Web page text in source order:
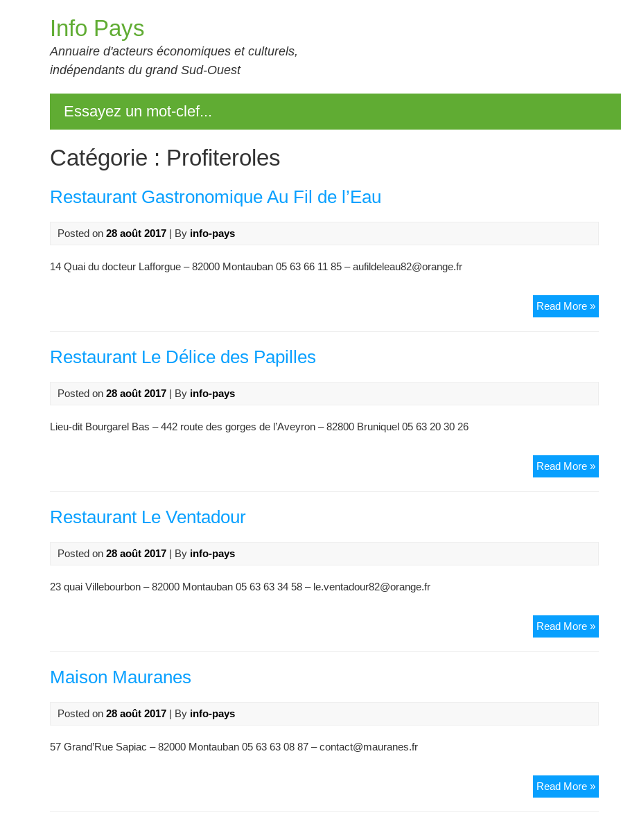
Info Pays
Annuaire d'acteurs économiques et culturels,
indépendants du grand Sud-Ouest
Essayez un mot-clef...
Catégorie : Profiteroles
Restaurant Gastronomique Au Fil de l’Eau
Posted on 28 août 2017 | By info-pays
14 Quai du docteur Lafforgue – 82000 Montauban 05 63 66 11 85 – aufildeleau82@orange.fr
Read More »
Restaurant Le Délice des Papilles
Posted on 28 août 2017 | By info-pays
Lieu-dit Bourgarel Bas – 442 route des gorges de l’Aveyron – 82800 Bruniquel 05 63 20 30 26
Read More »
Le
Restaurant Le Ventadour
Posted on 28 août 2017 | By info-pays
23 quai Villebourbon – 82000 Montauban 05 63 63 34 58 – le.ventadour82@orange.fr
Read More »
Le
Maison Mauranes
Posted on 28 août 2017 | By info-pays
57 Grand’Rue Sapiac – 82000 Montauban 05 63 63 08 87 – contact@mauranes.fr
Read More »